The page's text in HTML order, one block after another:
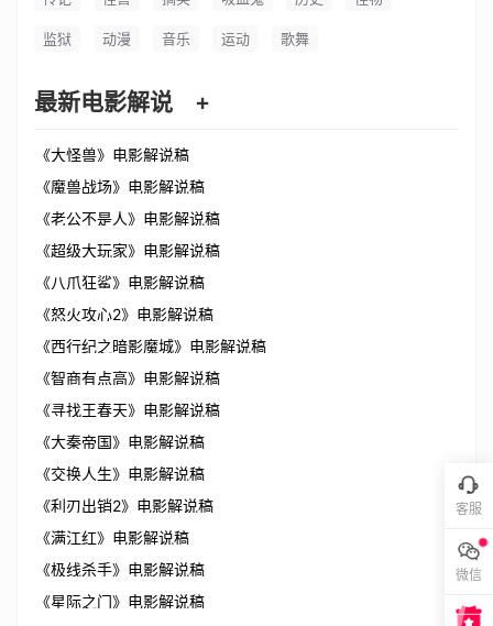
监狱 动漫 音乐 运动 歌舞
最新电影解说 +
《大怪兽》电影解说稿
《魔兽战场》电影解说稿
《老公不是人》电影解说稿
《超级大玩家》电影解说稿
《八爪狂鲨》电影解说稿
《怒火攻心2》电影解说稿
《西行纪之暗影魔城》电影解说稿
《智商有点高》电影解说稿
《寻找王春天》电影解说稿
《大秦帝国》电影解说稿
《交换人生》电影解说稿
《利刃出销2》电影解说稿
《满江红》电影解说稿
《极线杀手》电影解说稿
《星际之门》电影解说稿
客服
微信